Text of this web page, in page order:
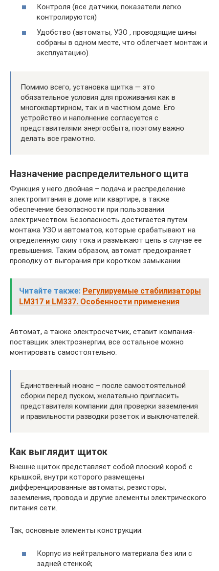
Контроля (все датчики, показатели легко
контролируются)
Удобство (автоматы, УЗО , проводящие шины
собраны в одном месте, что облегчает монтаж и
эксплуатацию).
Помимо всего, установка щитка — это
обязательное условия для проживания как в
многоквартирном, так и в частном доме. Его
устройство и наполнение согласуется с
представителями энергосбыта, поэтому важно
делать все грамотно.
Назначение распределительного щита
Функция у него двойная – подача и распределение
электропитания в доме или квартире, а также
обеспечение безопасности при пользовании
электричеством. Безопасность достигается путем
монтажа УЗО и автоматов, которые срабатывают на
определенную силу тока и размыкают цепь в случае ее
превышения. Таким образом, автомат предохраняет
проводку от выгорания при коротком замыкании.
Читайте также: Регулируемые стабилизаторы
LM317 и LM337. Особенности применения
Автомат, а также электросчетчик, ставит компания-
поставщик электроэнергии, все остальное можно
монтировать самостоятельно.
Единственный нюанс – после самостоятельной
сборки перед пуском, желательно пригласить
представителя компании для проверки заземления
и правильности разводки розеток и выключателей.
Как выглядит щиток
Внешне щиток представляет собой плоский короб с
крышкой, внутри которого размещены
дифференцированные автоматы, резисторы,
заземления, провода и другие элементы электрического
питания сети.
Так, основные элементы конструкции:
Корпус из нейтрального материала без или с
задней стенкой;